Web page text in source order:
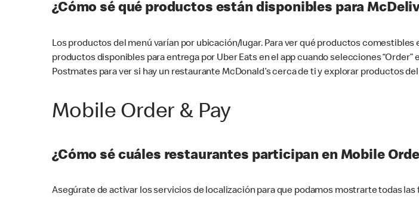
¿Cómo sé qué productos están disponibles para
Los productos del menú varían por ubicación/lugar. Para ver qué productos
productos disponibles para entrega por Uber Eats en el app cuando selecciones
Postmates para ver si hay un restaurante McDonald’s cerca de ti y explorar productos
Mobile Order & Pay
¿Cómo sé cuáles restaurantes participan en Mobile
Asegúrate de activar los servicios de localización para que podamos mostrarte todas